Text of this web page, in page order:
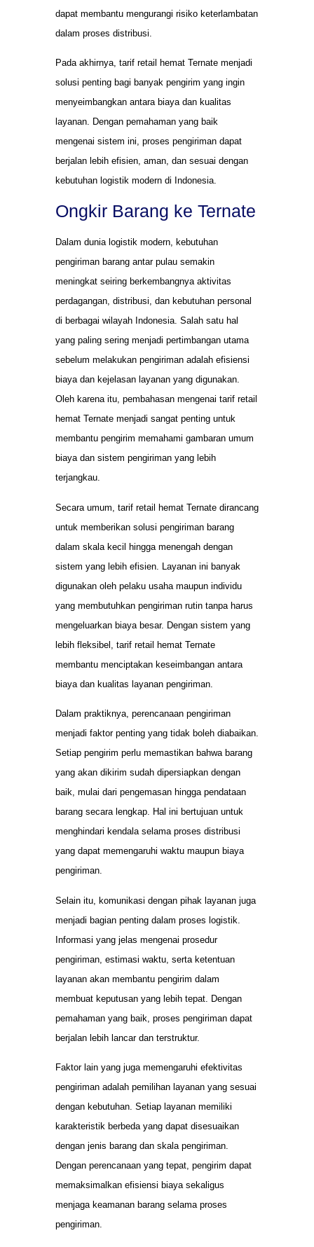
dapat membantu mengurangi risiko keterlambatan
dalam proses distribusi.
Pada akhirnya, tarif retail hemat Ternate menjadi
solusi penting bagi banyak pengirim yang ingin
menyeimbangkan antara biaya dan kualitas
layanan. Dengan pemahaman yang baik
mengenai sistem ini, proses pengiriman dapat
berjalan lebih efisien, aman, dan sesuai dengan
kebutuhan logistik modern di Indonesia.
Ongkir Barang ke Ternate
Dalam dunia logistik modern, kebutuhan
pengiriman barang antar pulau semakin
meningkat seiring berkembangnya aktivitas
perdagangan, distribusi, dan kebutuhan personal
di berbagai wilayah Indonesia. Salah satu hal
yang paling sering menjadi pertimbangan utama
sebelum melakukan pengiriman adalah efisiensi
biaya dan kejelasan layanan yang digunakan.
Oleh karena itu, pembahasan mengenai tarif retail
hemat Ternate menjadi sangat penting untuk
membantu pengirim memahami gambaran umum
biaya dan sistem pengiriman yang lebih
terjangkau.
Secara umum, tarif retail hemat Ternate dirancang
untuk memberikan solusi pengiriman barang
dalam skala kecil hingga menengah dengan
sistem yang lebih efisien. Layanan ini banyak
digunakan oleh pelaku usaha maupun individu
yang membutuhkan pengiriman rutin tanpa harus
mengeluarkan biaya besar. Dengan sistem yang
lebih fleksibel, tarif retail hemat Ternate
membantu menciptakan keseimbangan antara
biaya dan kualitas layanan pengiriman.
Dalam praktiknya, perencanaan pengiriman
menjadi faktor penting yang tidak boleh diabaikan.
Setiap pengirim perlu memastikan bahwa barang
yang akan dikirim sudah dipersiapkan dengan
baik, mulai dari pengemasan hingga pendataan
barang secara lengkap. Hal ini bertujuan untuk
menghindari kendala selama proses distribusi
yang dapat memengaruhi waktu maupun biaya
pengiriman.
Selain itu, komunikasi dengan pihak layanan juga
menjadi bagian penting dalam proses logistik.
Informasi yang jelas mengenai prosedur
pengiriman, estimasi waktu, serta ketentuan
layanan akan membantu pengirim dalam
membuat keputusan yang lebih tepat. Dengan
pemahaman yang baik, proses pengiriman dapat
berjalan lebih lancar dan terstruktur.
Faktor lain yang juga memengaruhi efektivitas
pengiriman adalah pemilihan layanan yang sesuai
dengan kebutuhan. Setiap layanan memiliki
karakteristik berbeda yang dapat disesuaikan
dengan jenis barang dan skala pengiriman.
Dengan perencanaan yang tepat, pengirim dapat
memaksimalkan efisiensi biaya sekaligus
menjaga keamanan barang selama proses
pengiriman.